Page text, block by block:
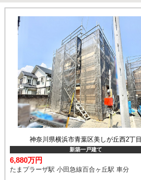
神奈川県横浜市青葉区美しが丘西2丁目
新築一戸建て
6,880万円
たまプラーザ駅 小田急線百合ヶ丘駅 車分